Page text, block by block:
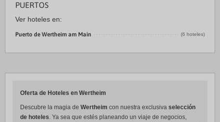
PUERTOS
Ver hoteles en:
Puerto de Wertheim am Main (6 hoteles)
Oferta de Hoteles en Wertheim
Descubre la magia de Wertheim con nuestra exclusiva selección
de hoteles. Ya sea que estés planeando un viaje de negocios,